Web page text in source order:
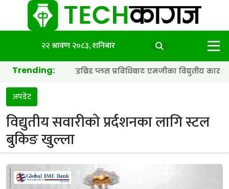
२२ श्रावण २०८३, शनिबार
Trending:
ब्याट्री र हाइब्रिड प्लस प्रविधिबाट एमजीका विद्युतीय कार अझ छिटा र
अपडेट
विद्युतीय सवारीको प्रर्दशनका लागि स्टल
बुकिङ खुल्ला